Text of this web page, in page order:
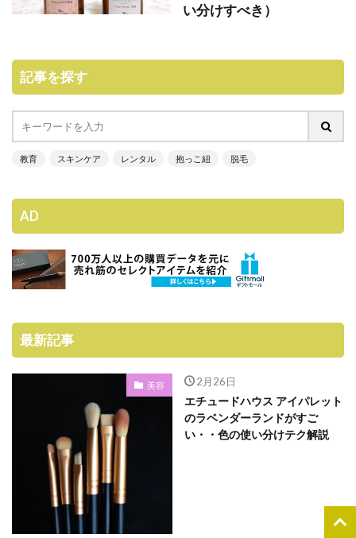
い分けすべき）
記事を探す
教育 スキンケア レンタル 抱っこ紐 脱毛
AD
最新記事
美容 2月26日
エチュードハウス アイパレット
のラベンダーランドがすご
い・・色の使い分けテク解説